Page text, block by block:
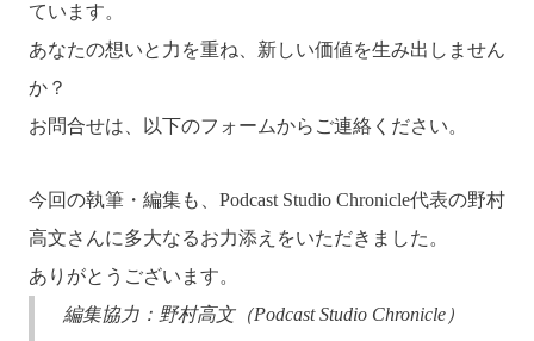
ています。
あなたの想いと力を重ね、新しい価値を生み出しません
か？
お問合せは、以下のフォームからご連絡ください。
今回の執筆・編集も、Podcast Studio Chronicle代表の野村
高文さんに多大なるお力添えをいただきました。
ありがとうございます。
編集協力：野村高文（Podcast Studio Chronicle ）